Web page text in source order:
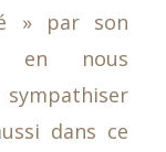
» par son
en nous
dans ce